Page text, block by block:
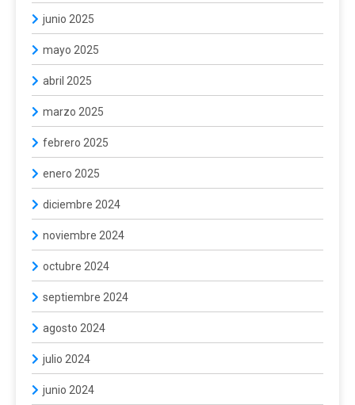
junio 2025
mayo 2025
abril 2025
marzo 2025
febrero 2025
enero 2025
diciembre 2024
noviembre 2024
octubre 2024
septiembre 2024
agosto 2024
julio 2024
junio 2024